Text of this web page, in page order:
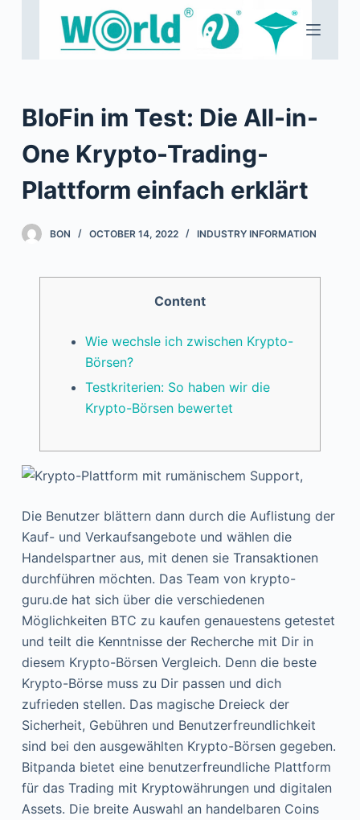
o
n
e
BloFin im Test: Die All-in-
One Krypto-Trading-
Plattform einfach erklärt
BON OCTOBER 14, 2022 INDUSTRY INFORMATION
Content
Wie wechsle ich zwischen Krypto-
Börsen?
Testkriterien: So haben wir die
Krypto-Börsen bewertet
Die Benutzer blättern dann durch die Auflistung der
Kauf- und Verkaufsangebote und wählen die
Handelspartner aus, mit denen sie Transaktionen
durchführen möchten. Das Team von krypto-
guru.de hat sich über die verschiedenen
Möglichkeiten BTC zu kaufen genauestens getestet
und teilt die Kenntnisse der Recherche mit Dir in
diesem Krypto-Börsen Vergleich. Denn die beste
Krypto-Börse muss zu Dir passen und dich
zufrieden stellen. Das magische Dreieck der
Sicherheit, Gebühren und Benutzerfreundlichkeit
sind bei den ausgewählten Krypto-Börsen gegeben.
Bitpanda bietet eine benutzerfreundliche Plattform
für das Trading mit Kryptowährungen und digitalen
Assets. Die breite Auswahl an handelbaren Coins